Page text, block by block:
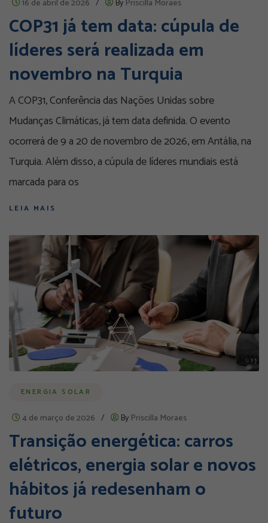
16 de abril de 2026 / By Priscilla Moraes
COP31 já tem data: cúpula de
líderes será realizada em
novembro na Turquia
A COP31, Conferência das Nações Unidas sobre
Mudanças Climáticas, já tem data definida. O evento
ocorrerá de 9 a 20 de novembro de 2026, em Antália, na
Turquia. Além disso, a cúpula de líderes mundiais está
marcada para os
LEIA MAIS
ENERGIA SOLAR
4 de março de 2026 / By Priscilla Moraes
Transição energética: carros
elétricos, energia solar e novos
hábitos já redesenham o
futuro